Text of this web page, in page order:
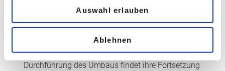
Auswahl erlauben
Ablehnen
CLIMAplusSECURIT®-Partner vorgeschlagenen
Glasanwendungen bieten eine zugleich
funktionale, hochwertige und ästhetisch
ansprechende Lösung und die gelungene
Durchführung des Umbaus findet ihre Fortsetzung